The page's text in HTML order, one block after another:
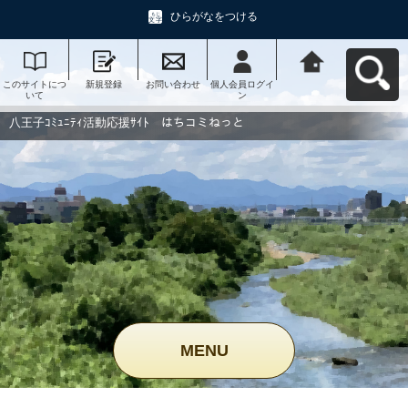
ひらがなをつける
このサイトにつ
いて
新規登録 お問い合わせ
個人会員ログイ
ン
動応援ｻｲﾄ はち
コミねっとへ戻
八王子ｺﾐｭﾆﾃｨ活動応援ｻｲﾄ はちコミねっと
MENU